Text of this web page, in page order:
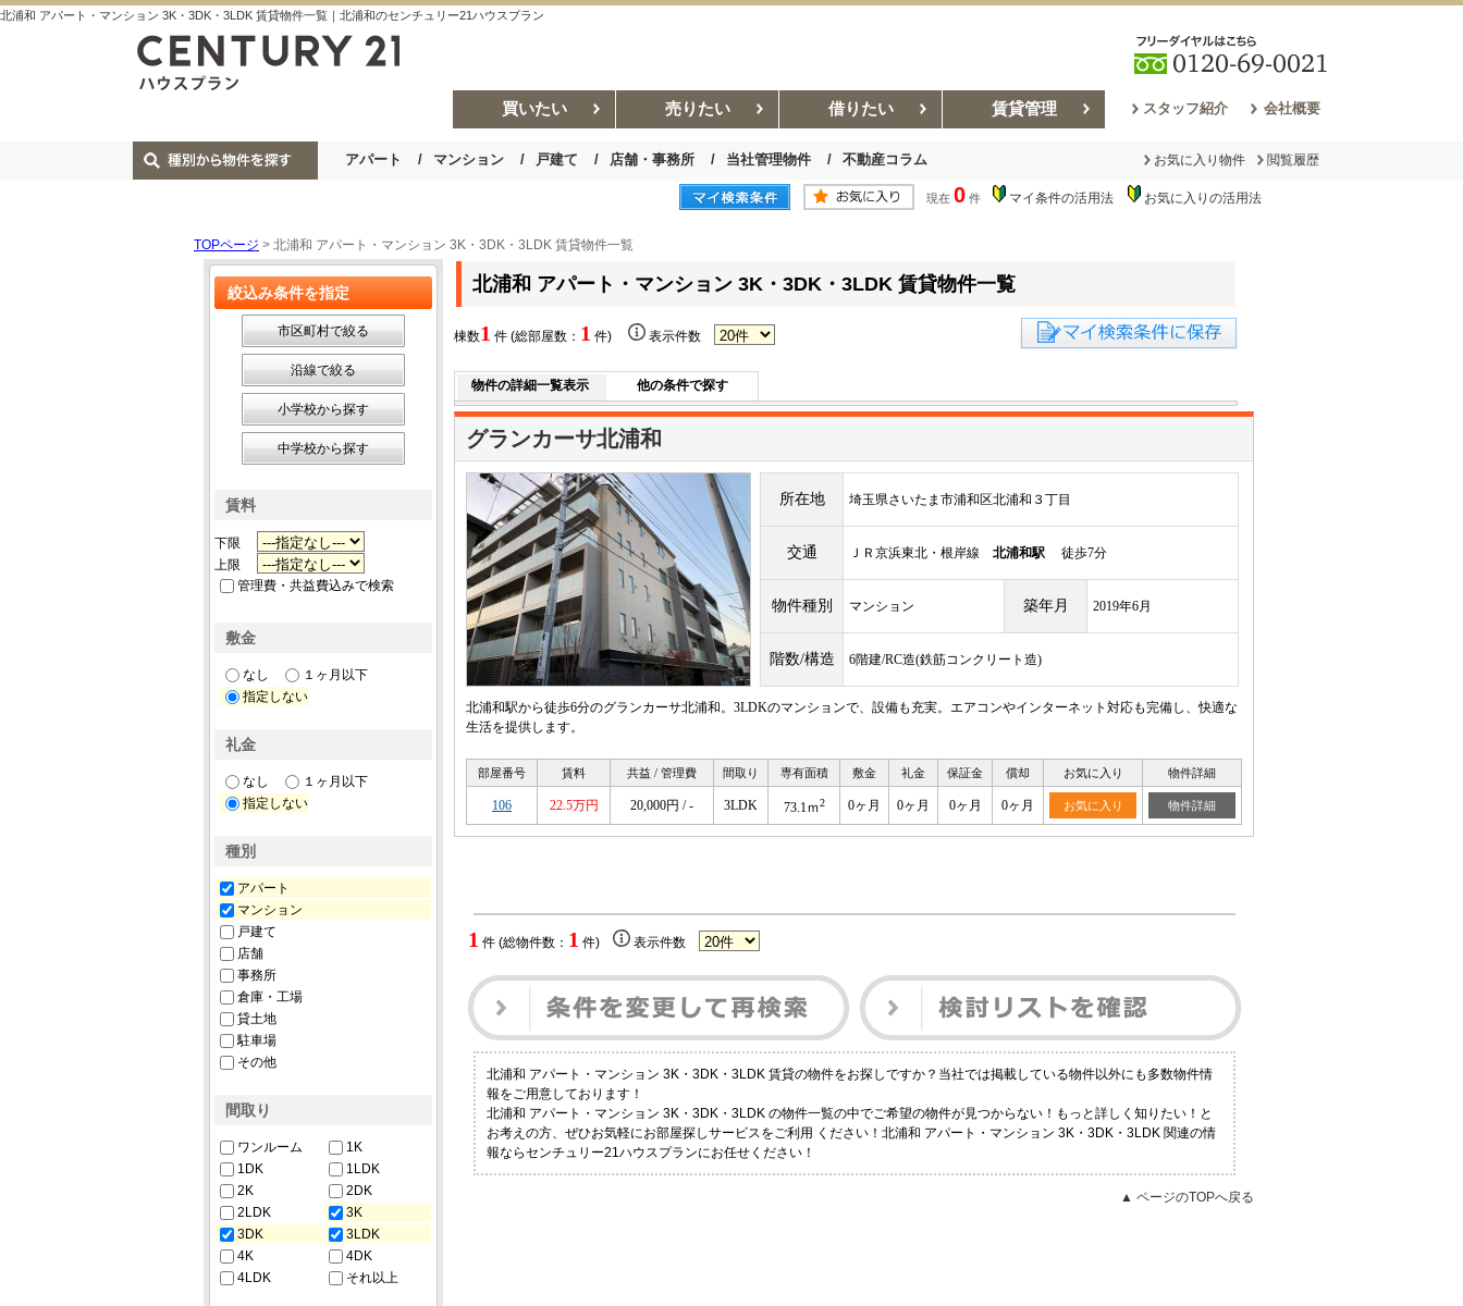
北浦和 アパート・マンション 3K・3DK・3LDK 賃貸物件一覧｜北浦和のセンチュリー21ハウスプラン
買いたい 売りたい 借りたい 賃貸管理 スタッフ紹介 会社概要
アパート マンション 戸建て 店舗・事務所 当社管理物件 不動産コラム
お部屋探しコラム 賃貸管理コラム
お気に入り物件 閲覧履歴
現在 0 件 マイ条件の活用法 お気に入りの活用法
TOPページ > 北浦和 アパート・マンション 3K・3DK・3LDK 賃貸物件一覧
北浦和 アパート・マンション 3K・3DK・3LDK 賃貸物件一覧
棟数1 件 (総部屋数： 1 件) 表示件数
物件の詳細一覧表示 他の条件で探す
グランカーサ北浦和
所在地 埼玉県さいたま市浦和区北浦和３丁目
交通 ＪＲ京浜東北・根岸線 北浦和駅 徒歩7分
物件種別 マンション 築年月 2019年6月
階数/構造 6階建/RC造(鉄筋コンクリート造)
北浦和駅から徒歩6分のグランカーサ北浦和。3LDKのマンションで、設備も充実。エアコンやインターネット対応も完備し、快適な
生活を提供します。
部屋番号 賃料 共益 / 管理費 間取り 専有面積 敷金 礼金 保証金 償却 お気に入り 物件詳細
106 22.5万円 20,000円 / - 3LDK 73.1ｍ2 0ヶ月 0ヶ月 0ヶ月 0ヶ月 お気に入り 物件詳細
1 件 (総物件数： 1 件) 表示件数
北浦和 アパート・マンション 3K・3DK・3LDK 賃貸の物件をお探しですか？当社では掲載している物件以外にも多数物件情
報をご用意しております！
北浦和 アパート・マンション 3K・3DK・3LDK の物件一覧の中でご希望の物件が見つからない！もっと詳しく知りたい！と
お考えの方、ぜひお気軽にお部屋探しサービスをご利用 ください！北浦和 アパート・マンション 3K・3DK・3LDK 関連の情
報ならセンチュリー21ハウスプランにお任せください！
▲ ページのTOPへ戻る
絞込み条件を指定
市区町村で絞る
沿線で絞る
小学校から探す
中学校から探す
賃料
下限
上限
管理費・共益費込みで検索
敷金
なし
１ヶ月以下
指定しない
礼金
なし
１ヶ月以下
指定しない
種別
アパート
マンション
戸建て
店舗
事務所
倉庫・工場
貸土地
駐車場
その他
間取り
ワンルーム
1K
1DK
1LDK
2K
2DK
2LDK
3K
3DK
3LDK
4K
4DK
4LDK
それ以上